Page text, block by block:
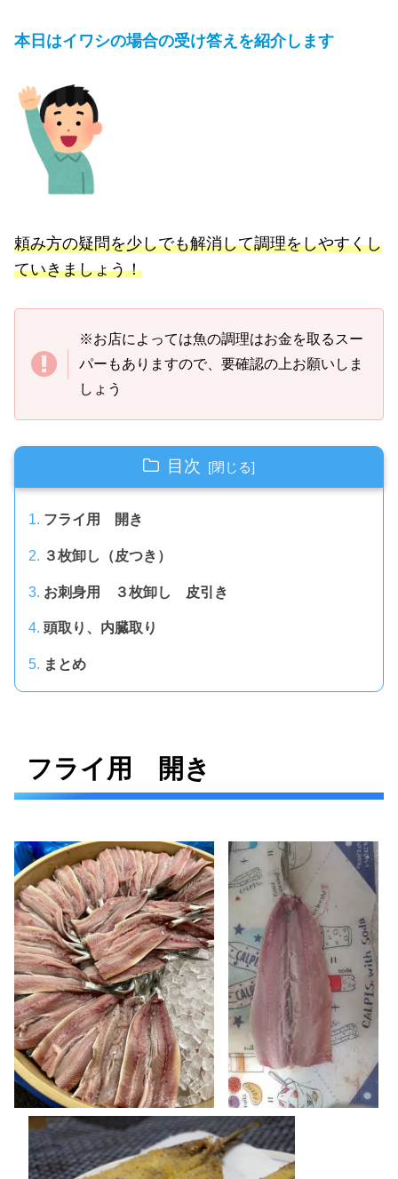
本日はイワシの場合の受け答えを紹介します
頼み方の疑問を少しでも解消して調理をしやすくし
ていきましょう！
※お店によっては魚の調理はお金を取るスー
パーもありますので、要確認の上お願いしま
しょう
目次
フライ用 開き
３枚卸し（皮つき）
お刺身用 ３枚卸し 皮引き
頭取り、内臓取り
まとめ
フライ用 開き